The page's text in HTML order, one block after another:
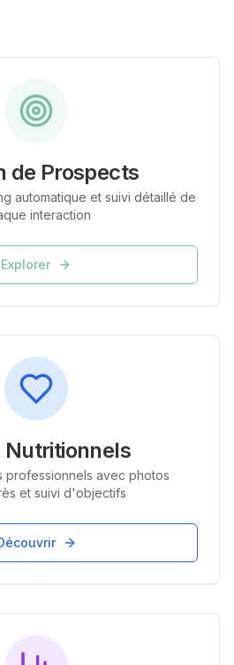
de Prospects
automatique et suivi détaillé de
interaction
Explorer
Nutritionnels
professionnels avec photos
et suivi d'objectifs